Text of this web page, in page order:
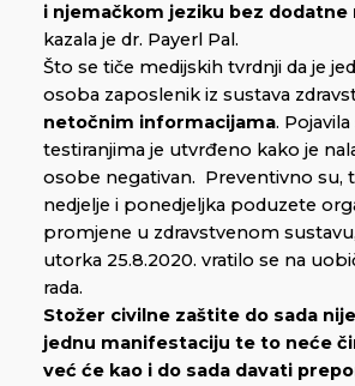
i njemačkom jeziku bez dodatne
kazala je dr. Payerl Pal.
Što se tiče medijskih tvrdnji da je
osoba zaposlenik iz sustava
netočnim informacijama.
testiranjima je utvrđeno kako je
osobe negativan. Preventivno su,
nedjelje i ponedjeljka poduzete
promjene u zdravstvenom
utorka 25.8.2020. vratilo se na
rada.
Stožer civilne zaštite do sada
jednu manifestaciju te to neće
već će kao i do sada davati